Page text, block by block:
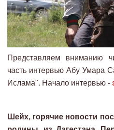
Представляем вниманию
часть интервью Абу Умара
Ислама". Начало интервью -
Шейх, горячие новости